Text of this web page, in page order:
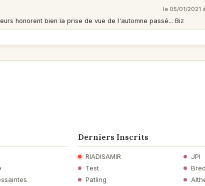
le 05/01/2021
honorent bien la prise de vue de l'automne passé... Biz
Derniers Inscrits
RIADISAMIR
JPI
Test
Patling